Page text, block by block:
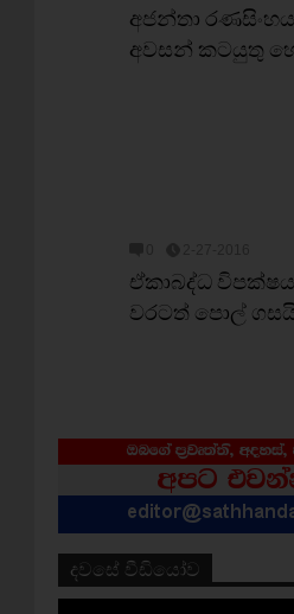
අජන්තා
අවසන් කටයුතු හෙට
ඒකාබද්ධ
වරටත් පොල්
දවසේ වීඩියෝව